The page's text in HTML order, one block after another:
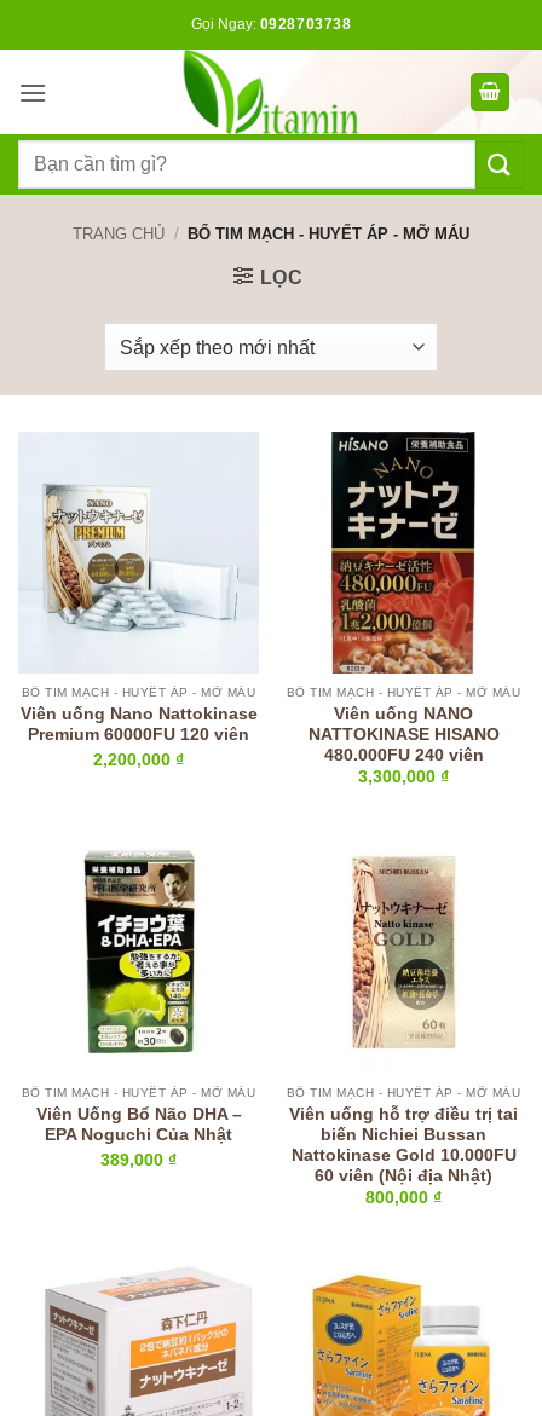
dung
Gọi Ngay: 0928703738
Tìm
TRANG CHỦ / BỔ TIM MẠCH - HUYẾT ÁP - MỠ MÁU
LỌC
BỔ TIM MẠCH - HUYẾT ÁP - MỠ MÁU
Viên uống Nano Nattokinase
Premium 60000FU 120 viên
2,200,000 ₫
BỔ TIM MẠCH - HUYẾT ÁP - MỠ MÁU
Viên uống NANO
NATTOKINASE HISANO
480.000FU 240 viên
3,300,000 ₫
BỔ TIM MẠCH - HUYẾT ÁP - MỠ MÁU
Viên Uống Bổ Não DHA –
EPA Noguchi Của Nhật
389,000 ₫
BỔ TIM MẠCH - HUYẾT ÁP - MỠ MÁU
Viên uống hỗ trợ điều trị tai
biến Nichiei Bussan
Nattokinase Gold 10.000FU
60 viên (Nội địa Nhật)
800,000 ₫